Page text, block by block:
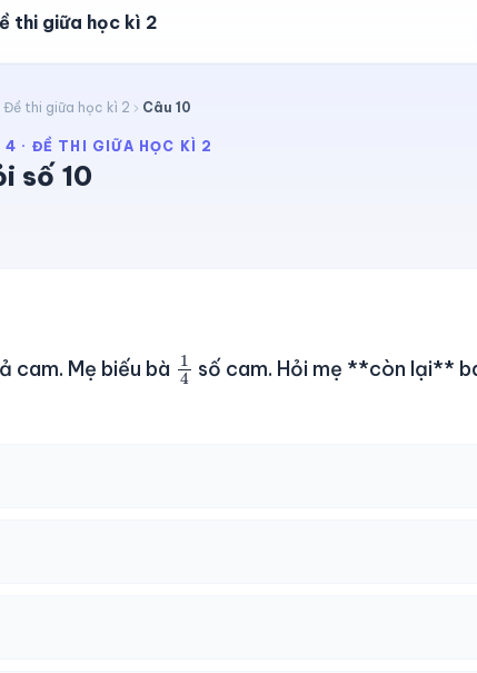
thi giữa học kì 2
Đề thi giữa học kì 2 Câu 10
4 · ĐỀ THI GIỮA HỌC KÌ 2
số 10
cam. Mẹ biếu bà 1 số cam. Hỏi mẹ **còn lại**